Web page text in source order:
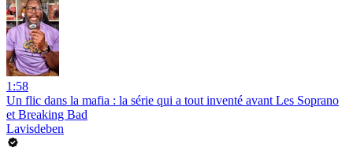
1:58
Un flic dans la mafia : la série qui a tout inventé avant Les Soprano
et Breaking Bad
Lavisdeben